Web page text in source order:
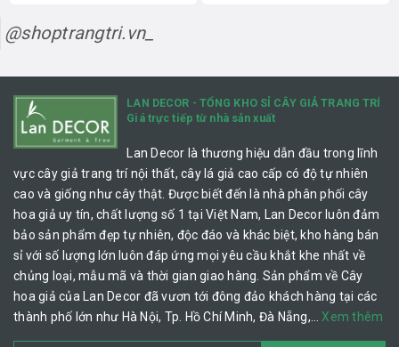
@shoptrangtri.vn_
LAN DECOR - TỔNG KHO SỈ CÂY GIẢ TRANG TRÍ
Giá trực tiếp từ nhà sản xuất
Lan Decor là thương hiệu dẫn đầu trong lĩnh
vực cây giả trang trí nội thất, cây lá giả cao cấp có độ tự nhiên
cao và giống như cây thật. Được biết đến là nhà phân phối cây
hoa giả uy tín, chất lượng số 1 tại Việt Nam, Lan Decor luôn đảm
bảo sản phẩm đẹp tự nhiên, độc đáo và khác biệt, kho hàng bán
sỉ với số lượng lớn luôn đáp ứng mọi yêu cầu khắt khe nhất về
chủng loại, mẫu mã và thời gian giao hàng. Sản phẩm về Cây
hoa giả của Lan Decor đã vươn tới đông đảo khách hàng tại các
thành phố lớn như Hà Nội, Tp. Hồ Chí Minh, Đà Nẵng,…Xem thêm